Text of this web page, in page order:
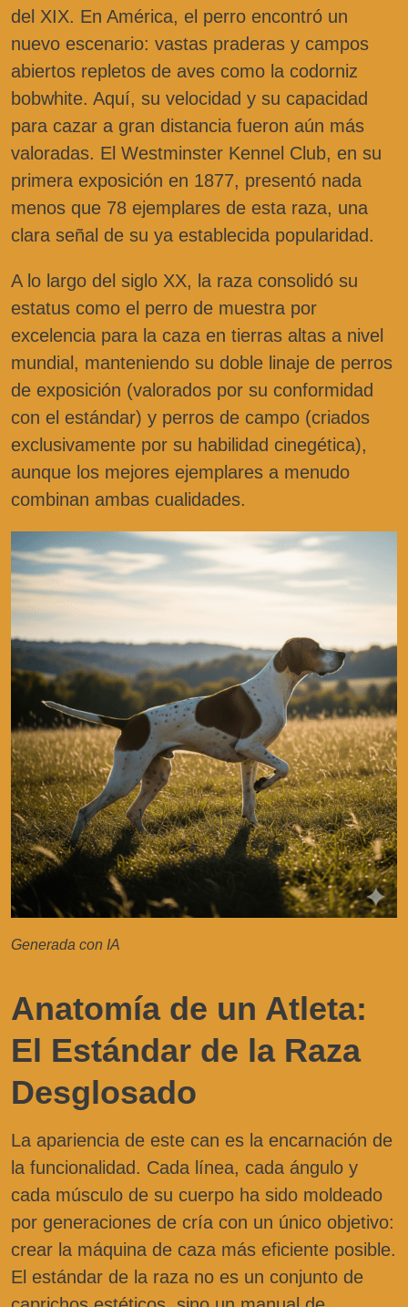
del XIX. En América, el perro encontró un
nuevo escenario: vastas praderas y campos
abiertos repletos de aves como la codorniz
bobwhite. Aquí, su velocidad y su capacidad
para cazar a gran distancia fueron aún más
valoradas. El Westminster Kennel Club, en su
primera exposición en 1877, presentó nada
menos que 78 ejemplares de esta raza, una
clara señal de su ya establecida popularidad.
A lo largo del siglo XX, la raza consolidó su
estatus como el perro de muestra por
excelencia para la caza en tierras altas a nivel
mundial, manteniendo su doble linaje de perros
de exposición (valorados por su conformidad
con el estándar) y perros de campo (criados
exclusivamente por su habilidad cinegética),
aunque los mejores ejemplares a menudo
combinan ambas cualidades.
Generada con IA
Anatomía de un Atleta:
El Estándar de la Raza
Desglosado
La apariencia de este can es la encarnación de
la funcionalidad. Cada línea, cada ángulo y
cada músculo de su cuerpo ha sido moldeado
por generaciones de cría con un único objetivo:
crear la máquina de caza más eficiente posible.
El estándar de la raza no es un conjunto de